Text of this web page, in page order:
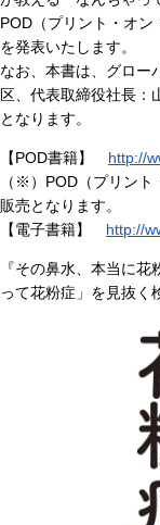
POD（プリント・オン
を発表いたします。
なお、本書は、グロー
区、代表取締役社長：
となります。
【POD書籍】 http://
（※）POD（プリン
販売となります。
【電子書籍】 http://
『その鼻水、本当に
って花粉症」を見抜く